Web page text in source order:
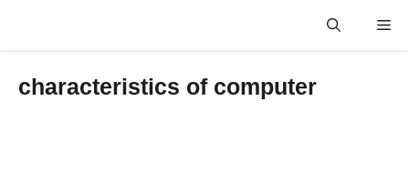
characteristics of computer